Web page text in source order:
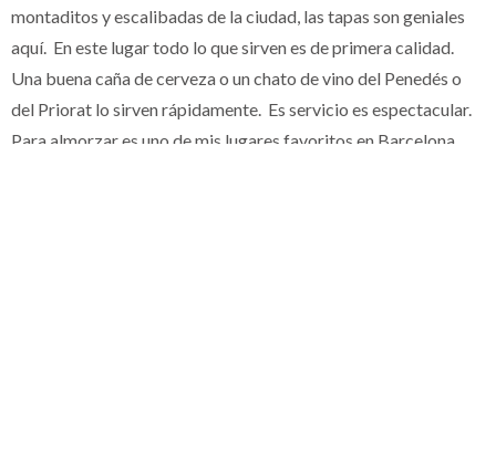
montaditos y escalibadas de la ciudad, las tapas son geniales
aquí. En este lugar todo lo que sirven es de primera calidad.
Una buena caña de cerveza o un chato de vino del Penedés o
del Priorat lo sirven rápidamente. Es servicio es espectacular.
Para almorzar es uno de mis lugares favoritos en Barcelona.